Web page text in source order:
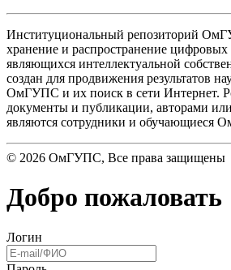
Институциональный репозиторий
хранение и распространение цифровых
являющихся интеллектуальной
создан для продвижения результатов
ОмГУПС и их поиск в сети Интернет.
документы и публикации, авторами
являются сотрудники и обучающиеся
© 2026 ОмГУПС, Все права защищены
Добро пожаловать
Логин